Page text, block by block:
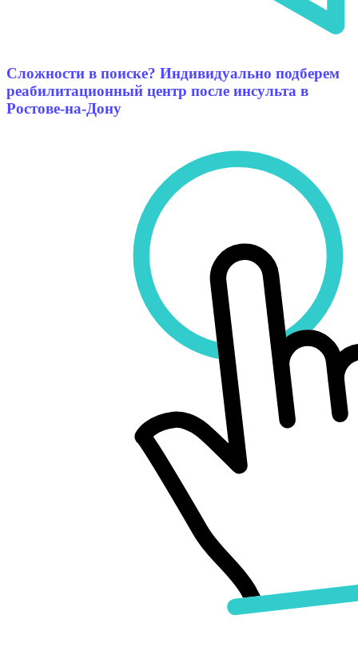
Сложности в поиске? Индивидуально подберем
реабилитационный центр после инсульта в
Ростове-на-Дону